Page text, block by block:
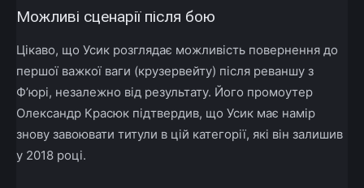
Можливі сценарії після бою
Цікаво, що Усик розглядає можливість повернення до
першої важкої ваги (крузервейту) після реваншу з
Ф’юрі, незалежно від результату. Його промоутер
Олександр Красюк підтвердив, що Усик має намір
знову завоювати титули в цій категорії, які він залишив
у 2018 році.